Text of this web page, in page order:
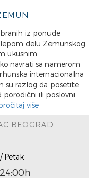
iz ponude
delu Zemunskog
ukusnim
navrati sa namerom
internacionalna
su razlog da posetite
porodični ili poslovni
više
BEOGRAD
Petak
24:00h